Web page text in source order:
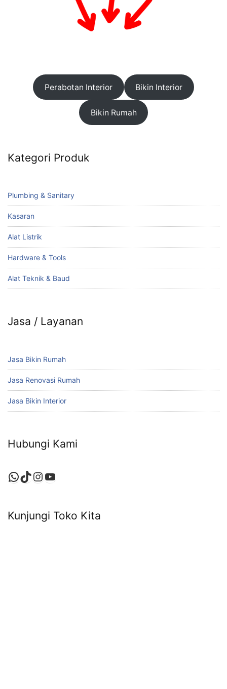
Perabotan Interior Bikin Interior
Bikin Rumah
Kategori Produk
Plumbing & Sanitary
Kasaran
Alat Listrik
Hardware & Tools
Alat Teknik & Baud
Jasa / Layanan
Jasa Bikin Rumah
Jasa Renovasi Rumah
Jasa Bikin Interior
Hubungi Kami
WhatsApp
TikTok
Instagram
YouTube
Kunjungi Toko Kita